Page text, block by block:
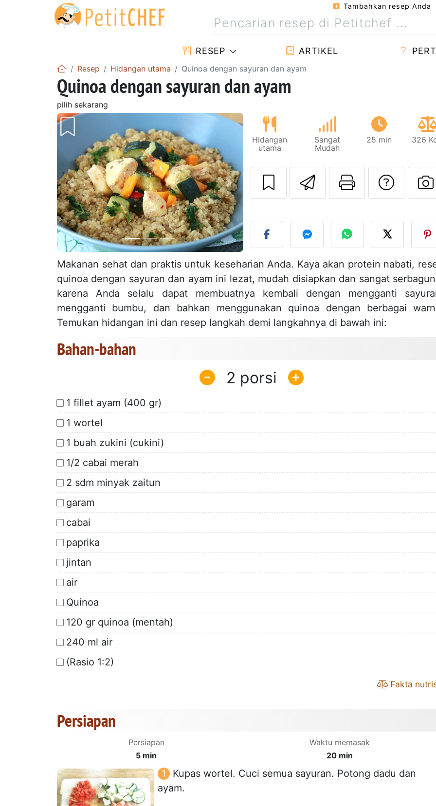
Tambahkan resep Anda
RESEP ARTIKEL
Resep Hidangan utama Quinoa dengan sayuran dan ayam
Quinoa dengan sayuran dan ayam
pilih sekarang
Sebelumnya Berikutnya
Hidangan
utama
Sangat
Mudah
25 min 326
Kirim resep ini
Cetak
Makanan sehat dan praktis untuk keseharian Anda. Kaya akan protein nabati,
quinoa dengan sayuran dan ayam ini lezat, mudah disiapkan dan sangat
karena Anda selalu dapat membuatnya kembali dengan mengganti
mengganti bumbu, dan bahkan menggunakan quinoa dengan berbagai
Temukan hidangan ini dan resep langkah demi langkahnya di bawah ini:
Bahan-bahan
2
1 fillet ayam (400 gr)
1 wortel
1 buah zukini (cukini)
1/2 cabai merah
2 sdm minyak zaitun
garam
cabai
paprika
jintan
air
Quinoa
120 gr quinoa (mentah)
240 ml air
(Rasio 1:2)
Fakta
Persiapan
Persiapan
5 min
Waktu memasak
20 min
Kupas wortel. Cuci semua sayuran. Potong dadu dan
ayam.